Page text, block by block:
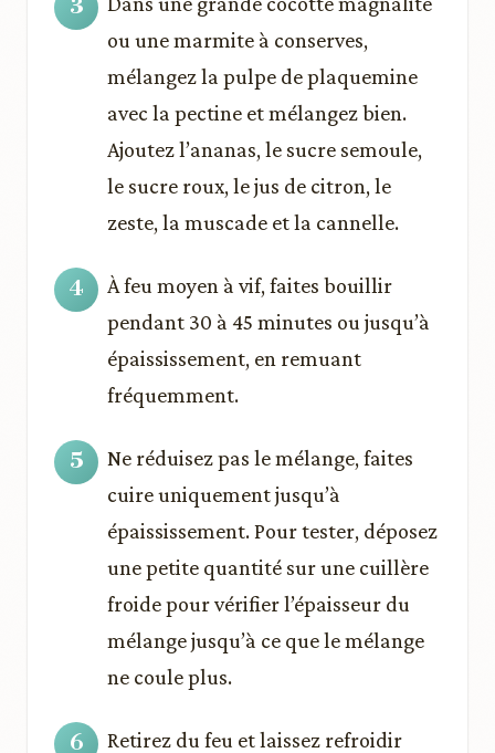
ou une marmite à conserves,
mélangez la pulpe de plaquemine
avec la pectine et mélangez bien.
Ajoutez l’ananas, le sucre semoule,
le sucre roux, le jus de citron, le
zeste, la muscade et la cannelle.
À feu moyen à vif, faites bouillir
pendant 30 à 45 minutes ou jusqu’à
épaississement, en remuant
fréquemment.
Ne réduisez pas le mélange, faites
cuire uniquement jusqu’à
épaississement. Pour tester, déposez
une petite quantité sur une cuillère
froide pour vérifier l’épaisseur du
mélange jusqu’à ce que le mélange
ne coule plus.
Retirez du feu et laissez refroidir